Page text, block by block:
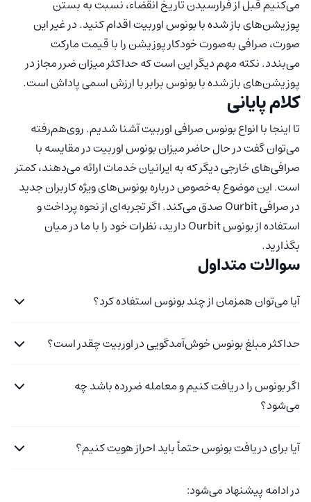
می‌کنیم قبل از فرارسیدن تاریخ انقضاء، نسبت به بستن
پوزیشن‌های باز شده با بونوس اوربیت اقدام کنید. در غیر این
صورت، صرافی به‌صورت خودکار پوزیشن را با قیمت مارکت
می‌بندد. نکته مهم دیگر این است که حداکثر میزان ضرر مجاز در
پوزیشن‌های باز شده با بونوس برابر با ارزش اسمی پاداش است.
کلام پایانی
تا اینجا با انواع بونوس صرافی اوربیت آشنا شدیم. روی‌هم‌رفته
می‌توان گفت در حال حاضر میزان بونوس اوربیت در مقایسه با
صرافی‌های خارجی دیگر که به ایرانیان خدمات ارائه می‌دهند، کمتر
است. این موضوع به‌خصوص درباره بونوس‌های ویژه کاربران جدید
در صرافی Ourbit صدق می‌کند. اگر تجربه‌ای از نحوه پرداخت و
استفاده از بونوس Ourbit دارید، نظرات خود را با ما در میان
بگذارید.
سوالات متداول
آیا می‌توان همزمان از چند بونوس استفاده کرد؟
حداکثر مبلغ بونوس خوش‌آمدگویی در اوربیت چقدر است؟
اگر بونوس را دریافت کنیم و معامله ضررده باشد چه
می‌شود؟
آیا برای دریافت بونوس حتماً باید احراز هویت کنیم؟
در ادامه پیشنهاد می‌شود: